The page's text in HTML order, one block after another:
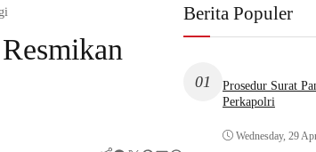
Berita Populer
01
Prosedur Surat
Perkapolri
Wednesday, 29